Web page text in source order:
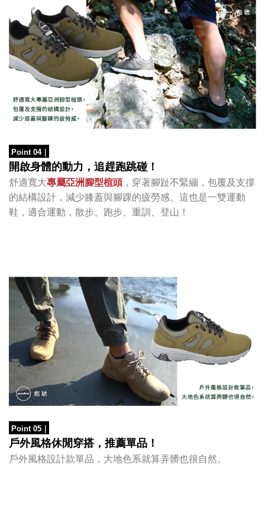
Point 04｜
開啟身體的動力，追趕跑跳碰！
舒適寬大專屬亞洲腳型楦頭 ，穿著腳趾不緊繃， 包覆及支撐
的結構設計， 減少膝蓋與腳踝的疲勞感。 這也是一雙運動
鞋，適合運動，散步、跑步、重訓、登山！
Point 05
戶外風格休閒穿搭，推薦單品！
戶外風格設計款單品，大地色系就算弄髒也很自然。